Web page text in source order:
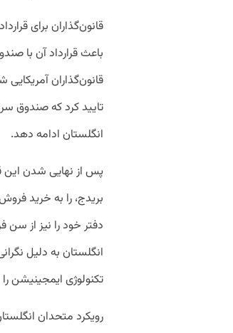
قانون‌گذاران برای
قانون‌گذاران
تایید کرد که صندوق
انگلستان ادامه ‌دهد.
بریدج، را به خرید
دفتر خود را نیز از
انگلستان به دلیل
تکنولوژی ایمجینیشن
رویکرد متحدان